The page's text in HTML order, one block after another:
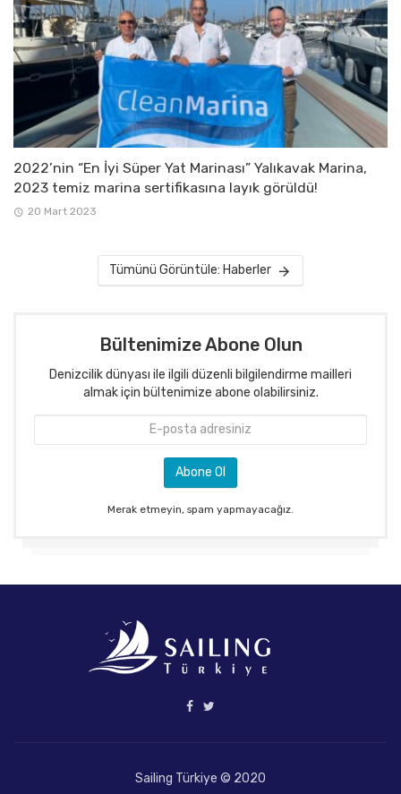
2022’nin “En İyi Süper Yat Marinası” Yalıkavak Marina,
2023 temiz marina sertifikasına layık görüldü!
20 Mart 2023
Tümünü Görüntüle: Haberler
Bültenimize Abone Olun
Denizcilik dünyası ile ilgili düzenli bilgilendirme mailleri
almak için bültenimize abone olabilirsiniz.
Merak etmeyin, spam yapmayacağız.
Sailing Türkiye © 2020